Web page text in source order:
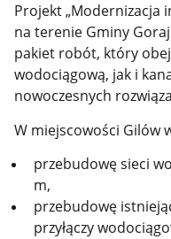
Projekt „Modernizacja
na terenie Gminy
pakiet robót, który
wodociągową, jak i
nowoczesnych
W miejscowości Gilów
przebudowę sieci
m,
przebudowę
przyłączy